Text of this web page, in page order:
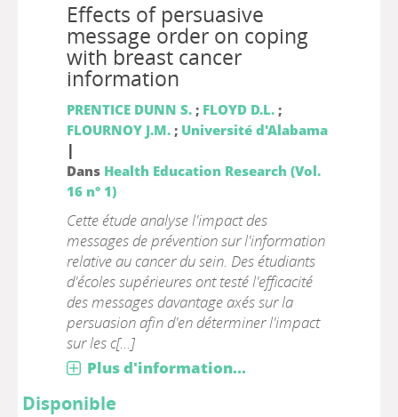
Effects of persuasive
message order on coping
with breast cancer
information
PRENTICE DUNN S.; FLOYD D.L.;
FLOURNOY J.M.; Université d'Alabama
|
Dans Health Education Research (Vol.
16 n° 1)
Cette étude analyse l'impact des
messages de prévention sur l'information
relative au cancer du sein. Des étudiants
d'écoles supérieures ont testé l'efficacité
des messages davantage axés sur la
persuasion afin d'en déterminer l'impact
sur les c[...]
Plus d'information...
Disponible